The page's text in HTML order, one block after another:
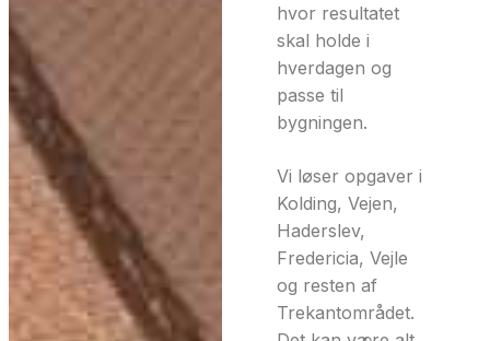
hvor resultatet
skal holde i
hverdagen og
passe til
bygningen.
Vi løser opgaver i
Kolding, Vejen,
Haderslev,
Fredericia, Vejle
og resten af
Trekantområdet.